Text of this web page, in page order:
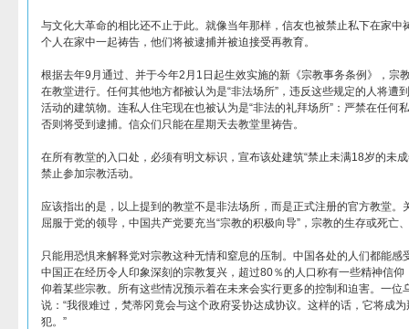
与文化大革命的相比还不止于此。就像当年那样，信友也被禁止私下在家中
个人在家中一起祷告，他们将被逮捕并被迫接受再教育。
根据去年9月通过、并于今年2月1日起生效实施的新《宗教事务条例》，宗
在教堂进行。任何其他地方都被认为是“非法场所”，违反这些规定的人将遭
活动的建筑物。连私人住宅现在也被认为是“非法的礼拜场所”：严禁在任何
否则将受到逮捕。信众们只能在星期天去教堂里祷告。
在所有教堂的入口处，必须有明文标识，宣布该处建筑“禁止未满18岁的未
禁止参加宗教活动。
应该指出的是，以上提到的教堂不是非法场所，而是正式注册的官方教堂。
屈服于党的领导，中国共产党要充当“宗教的积极向导”，宗教的生存或死亡
只能用恐惧来解释党对宗教这种无情和窒息的压制。中国各处的人们都能感
中国正在经历令人印象深刻的宗教复兴，超过80％的人口称有一些精神信
仰着某些宗教。所有这些情况预示着在未来会实行更多的控制和迫害。一位
说：“我很难过，梵蒂冈竟会与这个政府妥协达成协议。这样的话，它将成
犯。”